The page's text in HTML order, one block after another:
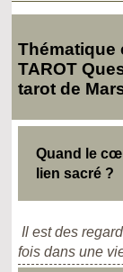
Thématique
TAROT
tarot de
Quand le
lien sacré ?
Il est des
fois dans une